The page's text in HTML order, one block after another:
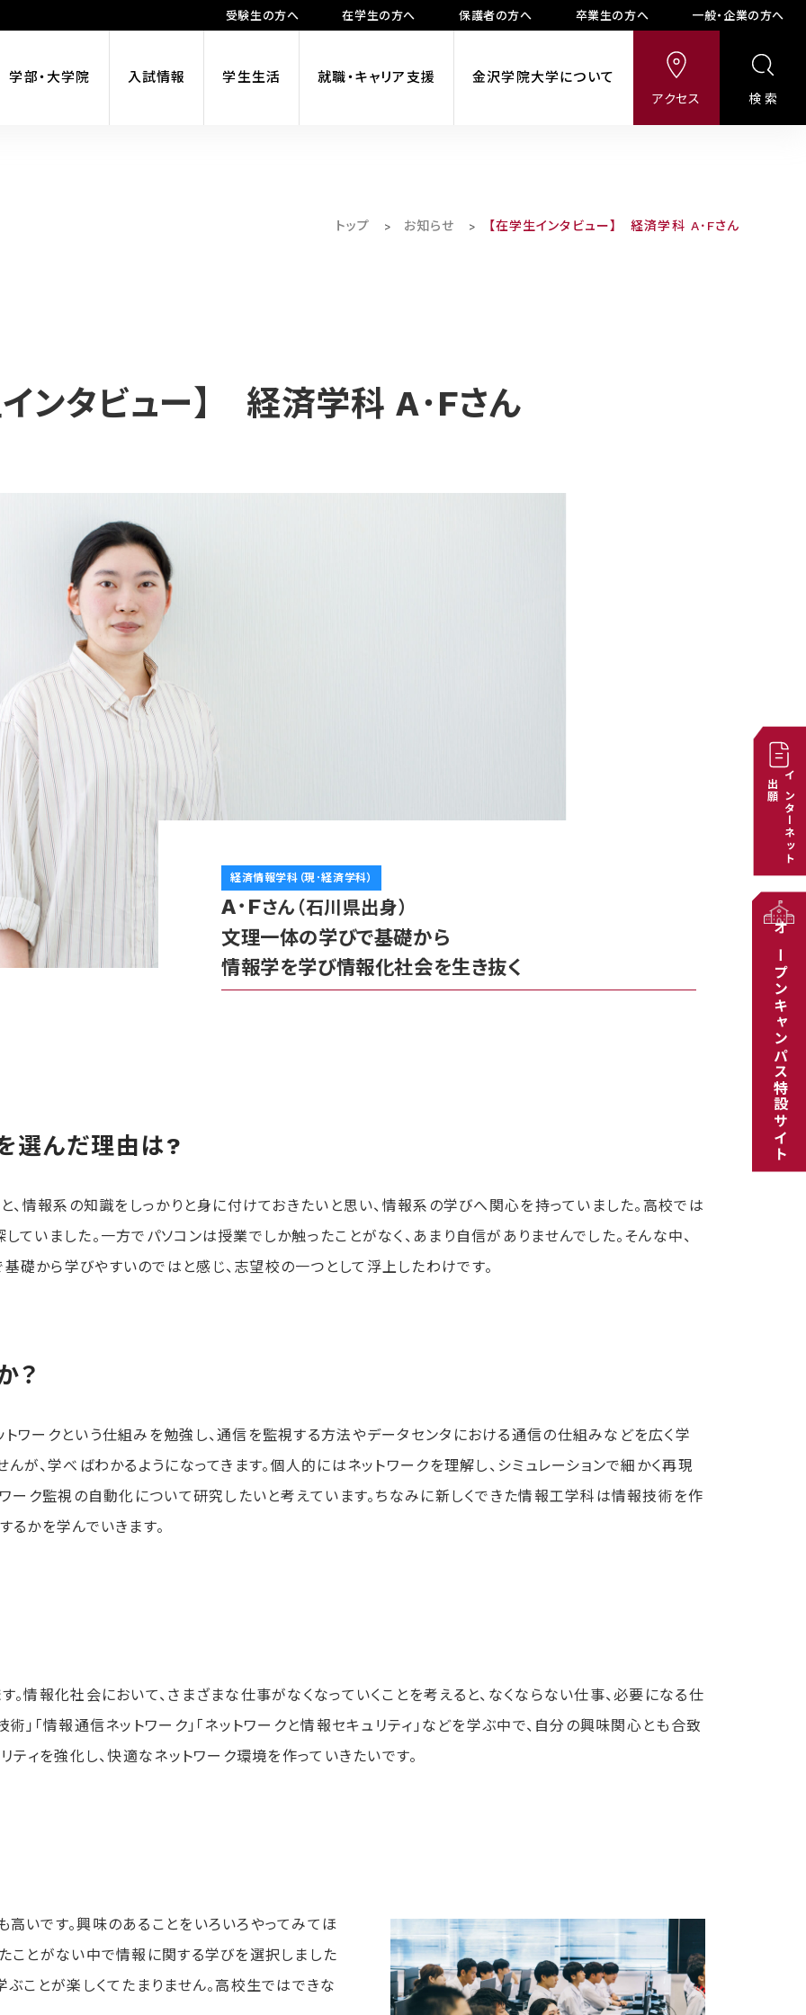
アクセス 検索
学部・大学院 入試情報 学生生活 就職・キャリア支援 金沢学院大学について
受験生の方へ 在学生の方へ 保護者の方へ 卒業生の方へ 一般・企業の方へ
トップ > お知らせ > 【在学生インタビュー】 経済学科 A･Fさん
インタビュー】 経済学科 A･Fさん
経済情報学科（現･経済学科）
A･Fさん（石川県出身）
文理一体の学びで基礎から
情報学を学び情報化社会を生き抜く
選んだ理由は?
情報系の知識をしっかりと身に付けておきたいと思い、情報系の学びへ関心を持っていました。高校では
いました。一方でパソコンは授業でしか触ったことがなく、あまり自信がありませんでした。そんな中、
から学びやすいのではと感じ、志望校の一つとして浮上したわけです。
？
ークという仕組みを勉強し、通信を監視する方法やデータセンタにおける通信の仕組みなどを広く学
が、学べばわかるようになってきます。個人的にはネットワークを理解し、シミュレーションで細かく再現
ーク監視の自動化について研究したいと考えています。ちなみに新しくできた情報工学科は情報技術を作
るかを学んでいきます。
情報化社会において、さまざまな仕事がなくなっていくことを考えると、なくならない仕事、必要になる仕
」「情報通信ネットワーク」「ネットワークと情報セキュリティ」などを学ぶ中で、自分の興味関心とも合致
ティを強化し、快適なネットワーク環境を作っていきたいです。
です。興味のあることをいろいろやってみてほ
ことがない中で情報に関する学びを選択しました
ことが楽しくてたまりません。高校生ではできな
インターネット
出願
オープンキャンパス特設サイト